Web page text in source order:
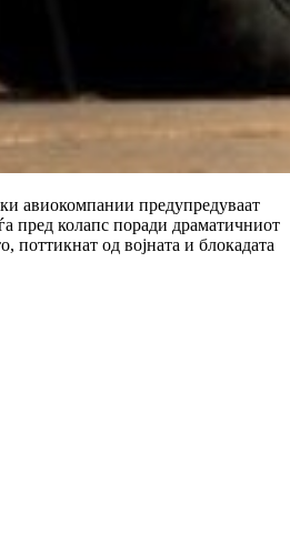
авиокомпании предупредуваат
пред колапс поради драматичниот
поттикнат од војната и блокадата